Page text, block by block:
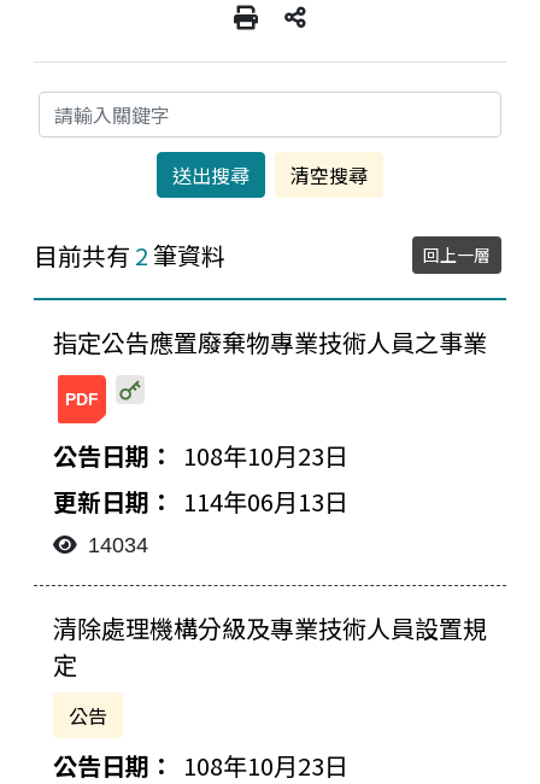
關鍵字
目前共有 2 筆資料 回上一層
檔案下載-列表
指定公告應置廢棄物專業技術人員之事業
20250613175003391066545.pdf
108年10月23日
114年06月13日
14034
清除處理機構分級及專業技術人員設置規
定
公告
108年10月23日